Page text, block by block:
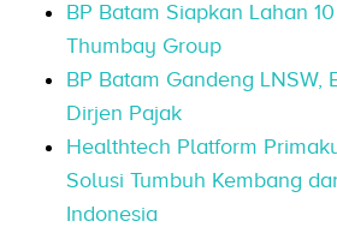
BP Batam Siapkan Lahan
Thumbay Group
BP Batam Gandeng LNSW,
Dirjen Pajak
Healthtech Platform
Solusi Tumbuh Kembang
Indonesia